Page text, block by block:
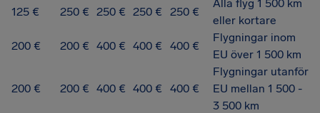
125 € 250 € 250 € 250 € 250 €
Alla flyg 1 500 km
eller kortare
200 €
200 € 400 € 400 € 400 €
Flygningar inom
EU över 1 500 km
200 € 200 € 400 € 400 € 400 €
Flygningar utanför
EU mellan 1 500 -
3 500 km